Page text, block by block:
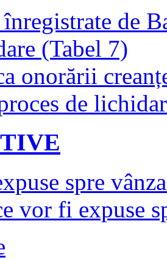
de
(Tabel 7)
onorării
de
spre
vor fi expuse